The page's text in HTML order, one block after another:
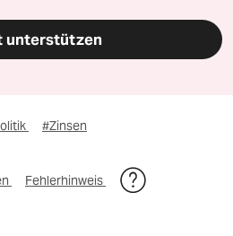
unterstützen
#Zinsen
Fehlerhinweis